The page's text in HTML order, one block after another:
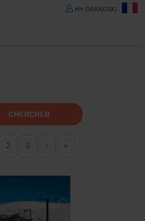
MY GRANDSKI
CHERCHER
2 3 › »